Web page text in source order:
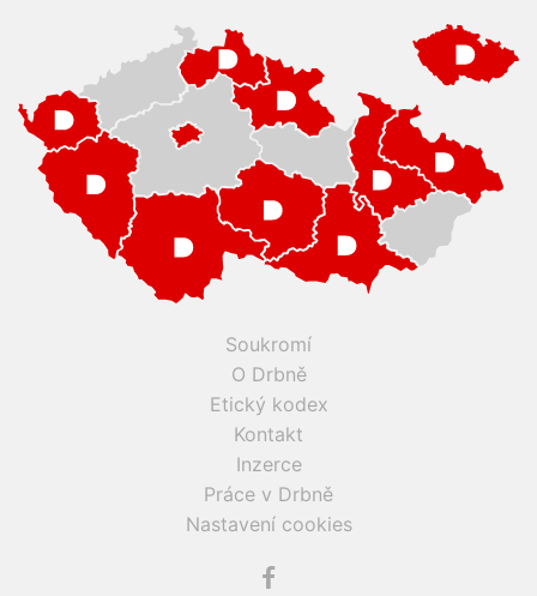
Soukromí
O Drbně
Etický kodex
Kontakt
Inzerce
Práce v Drbně
Nastavení cookies